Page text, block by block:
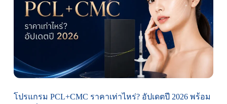
โปรแกรม PCL+CMC ราคาเท่าไหร่? อัปเดตปี 2026 พร้อม